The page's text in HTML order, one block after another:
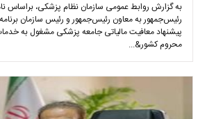
به گزارش روابط عمومی سازمان نظام پزشکی، براساس
رئیس‌جمهور به معاون رئیس‌جمهور و رئیس سازمان
پیشنهاد معافیت مالیاتی جامعه پزشکی مشغول به
محروم کشور&...